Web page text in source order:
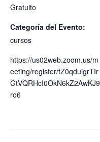
Gratuito
Categoría del Evento:
cursos
https://us02web.zoom.us/m
eeting/register/tZ0qduigrTIr
GtVQRHcI0OkN6kZ2AwKJ9
ro6